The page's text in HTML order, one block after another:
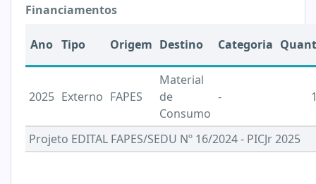
Financiamentos
Ano Tipo Origem Destino Categoria
2025 Externo FAPES
Material
de
Consumo
-
Projeto EDITAL FAPES/SEDU Nº 16/2024 - PICJr 2025